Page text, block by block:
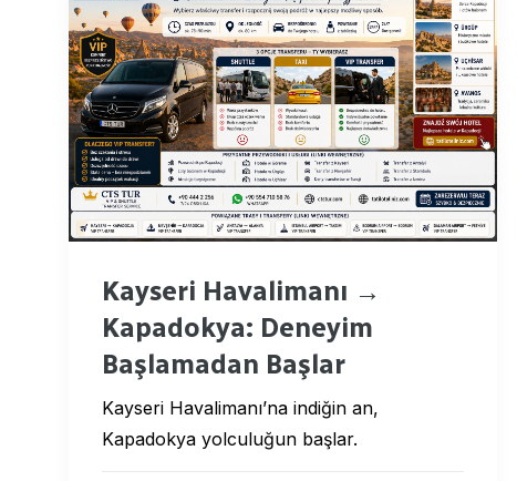
Kayseri Havalimanı →
Kapadokya: Deneyim
Başlamadan Başlar
Kayseri Havalimanı’na indiğin an,
Kapadokya yolculuğun başlar.